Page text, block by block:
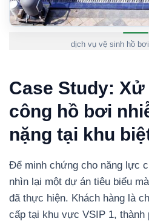
dịch vụ vệ sinh hồ
Case Study:
công hồ bơi
nặng tại khu
Để minh chứng cho năng lực
nhìn lại một dự án tiêu biểu
đã thực hiện. Khách hàng là
cấp tại khu vực VSIP 1, thành